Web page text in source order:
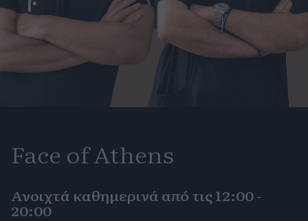
Face of Athens
Ανοιχτά καθημερινά από τις 12:00 -
20:00